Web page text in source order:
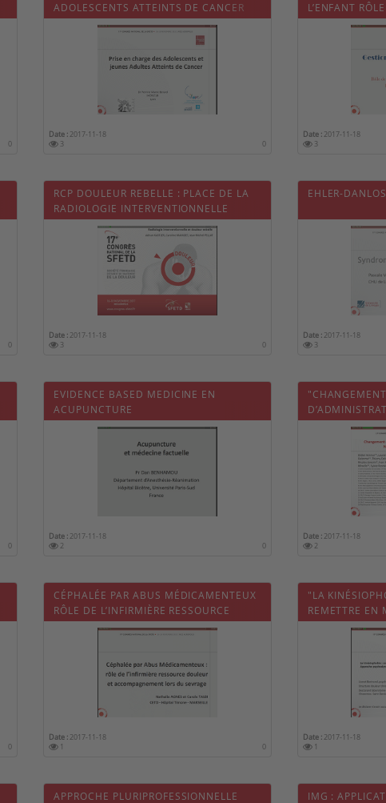
0
ADOLESCENTS ATTEINTS DE CANCER
Date : 2017-11-18
3
0
L’ENFANT
RESSOURCE
Date :2017-11-18
3
0
RCP DOULEUR REBELLE : PLACE DE LA
RADIOLOGIE INTERVENTIONNELLE
Date : 2017-11-18
3
0
EHLER-DANLOS
Date :2017-11-18
3
0
EVIDENCE BASED MEDICINE EN
ACUPUNCTURE
Date : 2017-11-18
2
0
Date :2017-11-18
2
0
CÉPHALÉE PAR ABUS MÉDICAMENTEUX
RÔLE DE L’INFIRMIÈRE RESSOURCE
DOULEUR ET ACCOMPAGNEMENT LORS
Date : 2017-11-18
1
0
"LA
REMETTRE EN
Date :2017-11-18
1
APPROCHE PLURIPROFESSIONNELLE
IMG :